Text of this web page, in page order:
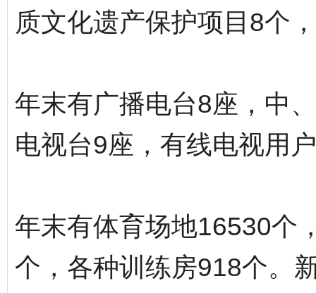
质文化遗产保护项目8个
年末有广播电台8座，中
电视台9座，有线电视用
年末有体育场地16530个
个，各种训练房918个。